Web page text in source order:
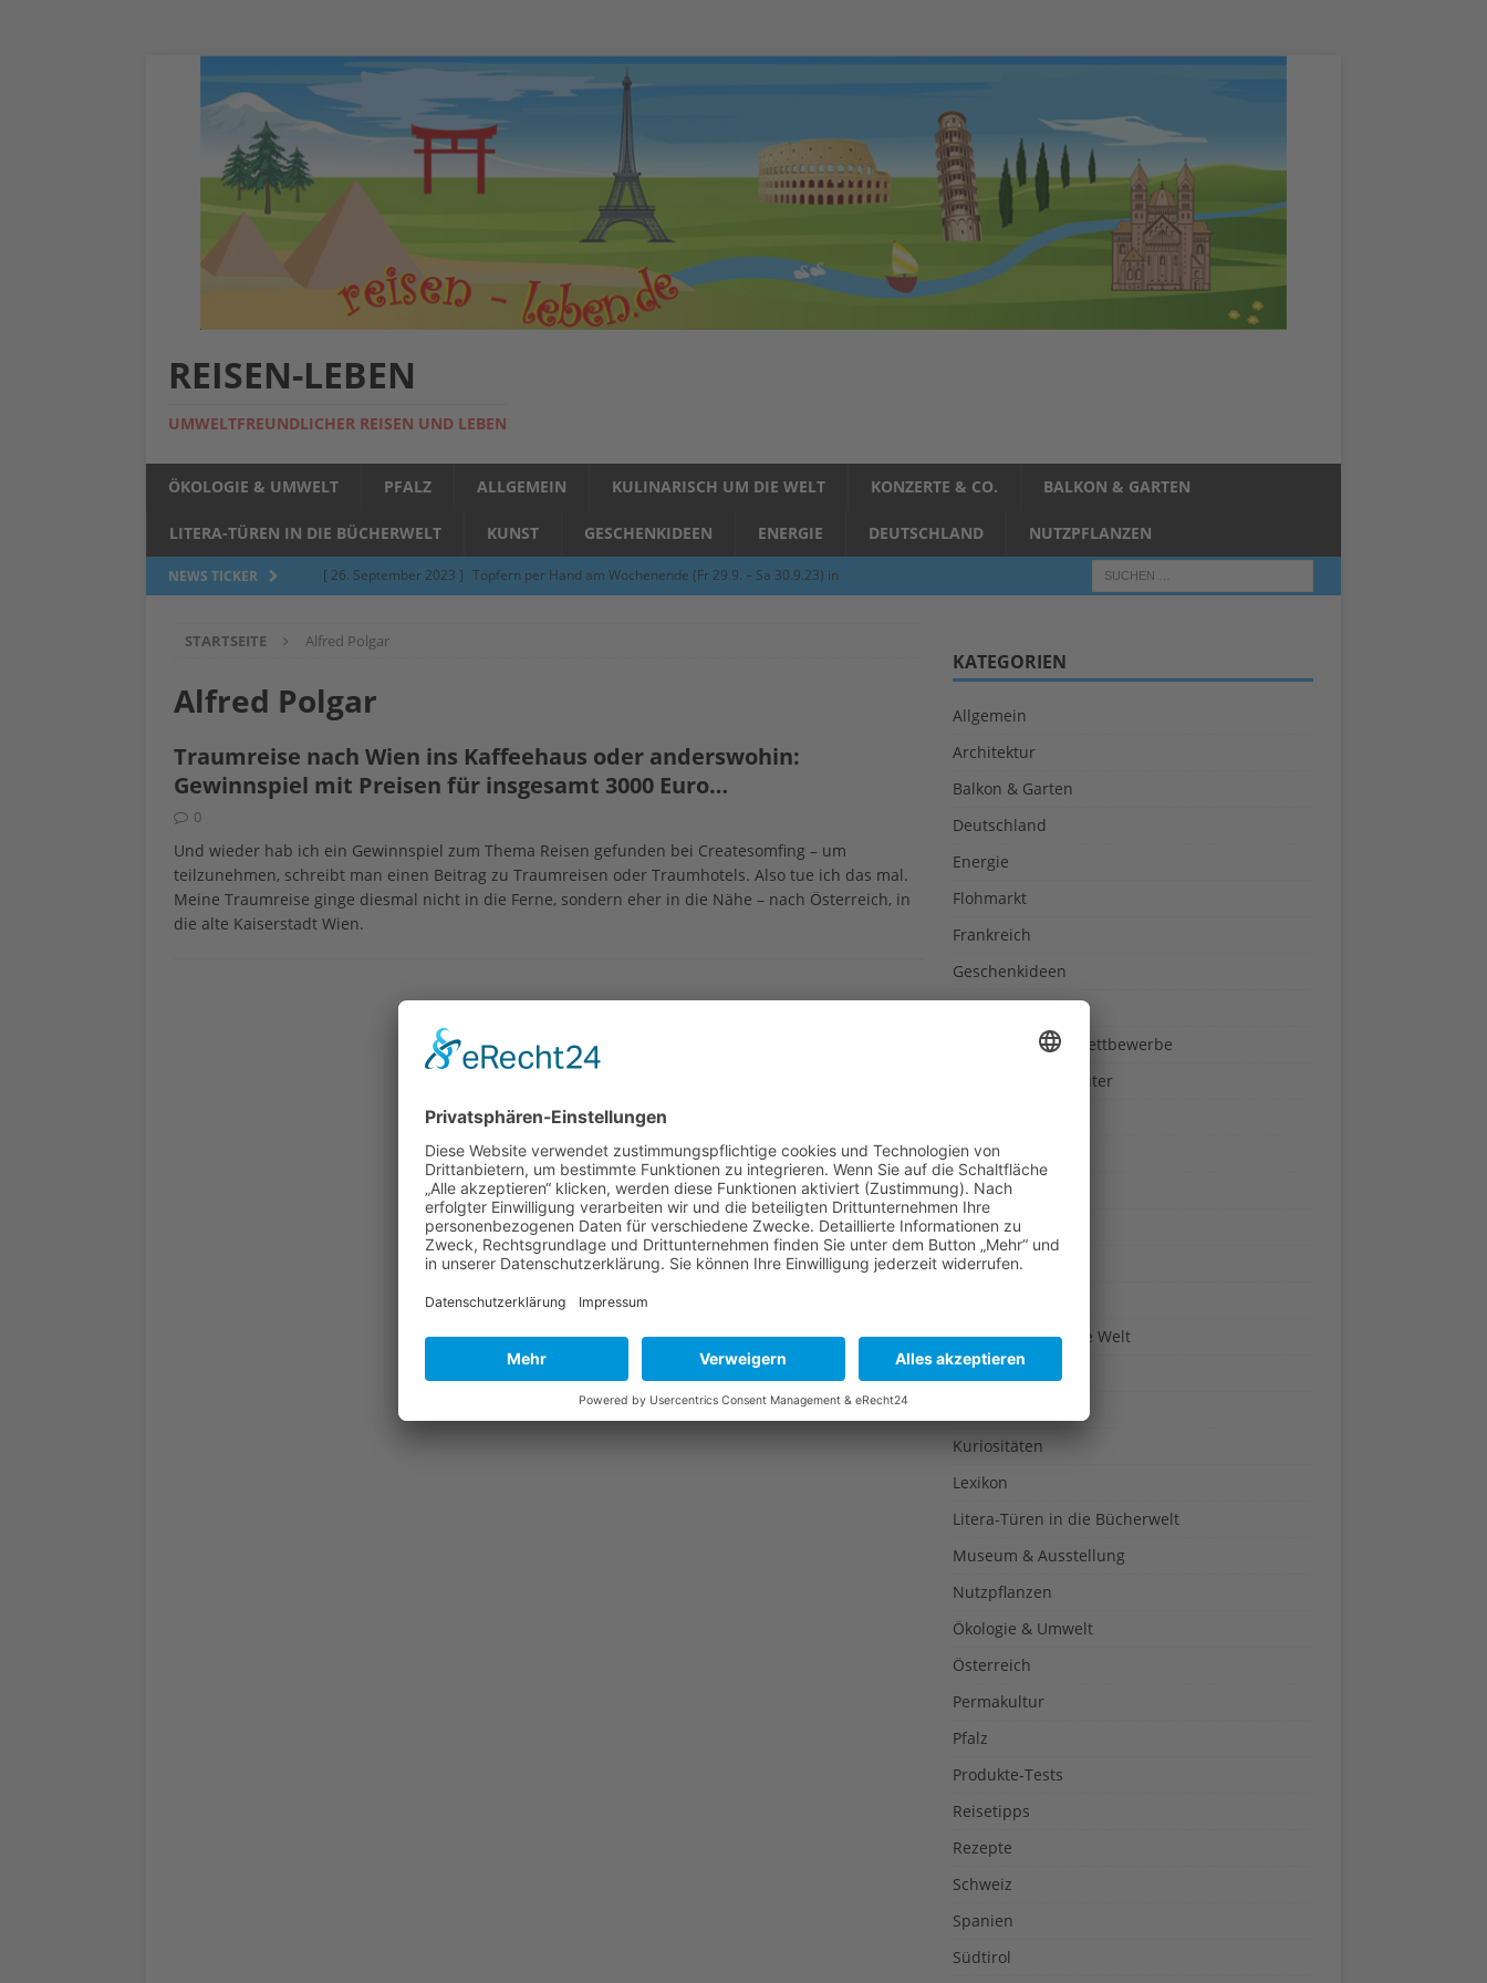
REISEN-LEBEN
UMWELTFREUNDLICHER REISEN UND LEBEN
ÖKOLOGIE & UMWELT PFALZ ALLGEMEIN KULINARISCH UM DIE WELT KONZERTE & CO. BALKON & GARTEN
LITERA-TÜREN IN DIE BÜCHERWELT KUNST GESCHENKIDEEN ENERGIE DEUTSCHLAND NUTZPFLANZEN
NEWS TICKER [ 26. September 2023 ] Töpfern per Hand am Wochenende (Fr 29.9. – Sa 30.9.23) in
[ 5. Juni 2023 ]
ALLGEMEIN
[ 24. März 2023 ]
[ 24. März 2023 ] Töpfern per Hand am Abend in Limburgerhof
ALLGEMEIN
Spenden für Erdbebenhilfe in Syrien und der Türkei
Jucken auf acht Beinen…
GESUNDHEIT
STARTSEITE Alfred Polgar
Alfred Polgar
Traumreise nach Wien ins Kaffeehaus oder anderswohin:
Gewinnspiel mit Preisen für insgesamt 3000 Euro…
0
Und wieder hab ich ein Gewinnspiel zum Thema Reisen gefunden bei Createsomfing – um
teilzunehmen, schreibt man einen Beitrag zu Traumreisen oder Traumhotels. Also tue ich das mal.
Meine Traumreise ginge diesmal nicht in die Ferne, sondern eher in die Nähe – nach Österreich, in
die alte Kaiserstadt Wien.
KATEGORIEN
Allgemein
Architektur
Balkon & Garten
Deutschland
Energie
Flohmarkt
Frankreich
Geschenkideen
Gewinnspiele & Wettbewerbe
Gewürze und Kräuter
Hochwasser
Ideen-Reich
Italien
Japan
Kulinarisch um die Welt
Kultur
Kuriositäten
Lexikon
Litera-Türen in die Bücherwelt
Museum & Ausstellung
Nutzpflanzen
Ökologie & Umwelt
Österreich
Permakultur
Pfalz
Produkte-Tests
Reisetipps
Rezepte
Schweiz
Spanien
Südtirol